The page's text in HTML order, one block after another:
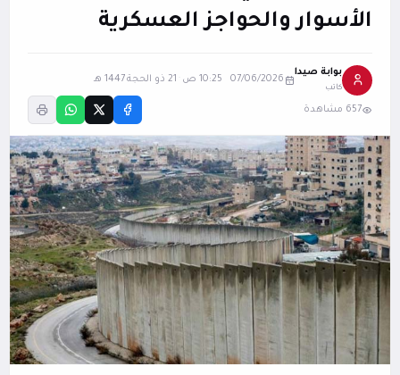
الأسوار والحواجز العسكرية
بوابة صيدا
كاتب
07/06/2026 10:25 ص 21 ذو الحجة 1447 هـ
657 مشاهدة